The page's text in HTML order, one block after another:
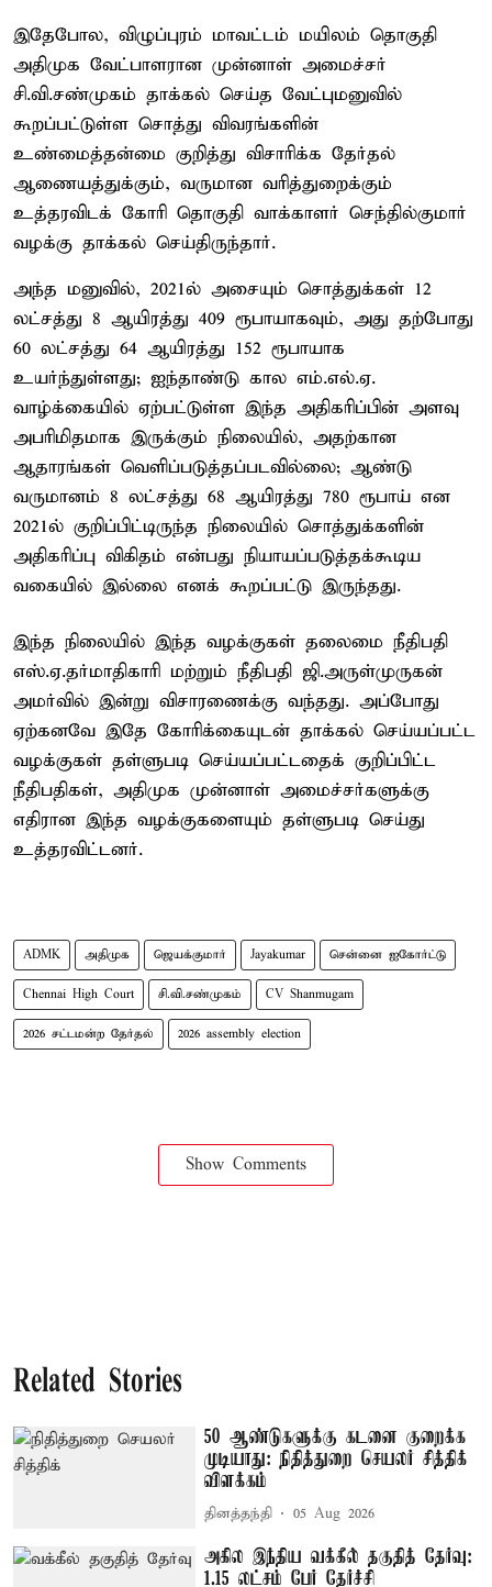
இதேபோல, விழுப்புரம் மாவட்டம் மயிலம் தொகுதி
அதிமுக வேட்பாளரான முன்னாள் அமைச்சர்
சி.வி.சண்முகம் தாக்கல் செய்த வேட்புமனுவில்
கூறப்பட்டுள்ள சொத்து விவரங்களின்
உண்மைத்தன்மை குறித்து விசாரிக்க தேர்தல்
ஆணையத்துக்கும், வருமான வரித்துறைக்கும்
உத்தரவிடக் கோரி தொகுதி வாக்காளர் செந்தில்குமார்
வழக்கு தாக்கல் செய்திருந்தார்.
அந்த மனுவில், 2021ல் அசையும் சொத்துக்கள் 12
லட்சத்து 8 ஆயிரத்து 409 ரூபாயாகவும், அது தற்போது
60 லட்சத்து 64 ஆயிரத்து 152 ரூபாயாக
உயர்ந்துள்ளது; ஐந்தாண்டு கால எம்.எல்.ஏ.
வாழ்க்கையில் ஏற்பட்டுள்ள இந்த அதிகரிப்பின் அளவு
அபரிமிதமாக இருக்கும் நிலையில், அதற்கான
ஆதாரங்கள் வெளிப்படுத்தப்படவில்லை; ஆண்டு
வருமானம் 8 லட்சத்து 68 ஆயிரத்து 780 ரூபாய் என
2021ல் குறிப்பிட்டிருந்த நிலையில் சொத்துக்களின்
அதிகரிப்பு விகிதம் என்பது நியாயப்படுத்தக்கூடிய
வகையில் இல்லை எனக் கூறப்பட்டு இருந்தது.
இந்த நிலையில் இந்த வழக்குகள் தலைமை நீதிபதி
எஸ்.ஏ.தர்மாதிகாரி மற்றும் நீதிபதி ஜி.அருள்முருகன்
அமர்வில் இன்று விசாரணைக்கு வந்தது. அப்போது
ஏற்கனவே இதே கோரிக்கையுடன் தாக்கல் செய்யப்பட்ட
வழக்குகள் தள்ளுபடி செய்யப்பட்டதைக் குறிப்பிட்ட
நீதிபதிகள், அதிமுக முன்னாள் அமைச்சர்களுக்கு
எதிரான இந்த வழக்குகளையும் தள்ளுபடி செய்து
உத்தரவிட்டனர்.
ADMK அதிமுக ஜெயக்குமார் Jayakumar சென்னை ஐகோர்ட்டு
Chennai High Court சி.வி.சண்முகம் CV Shanmugam
2026 சட்டமன்ற தேர்தல் 2026 assembly election
Show Comments
Related Stories
50 ஆண்டுகளுக்கு கடனை குறைக்க
முடியாது: நிதித்துறை செயலர் சித்திக்
விளக்கம்
தினத்தந்தி 05 Aug 2026
அகில இந்திய வக்கீல் தகுதித் தேர்வு:
1.15 லட்சம் பேர் தேர்ச்சி